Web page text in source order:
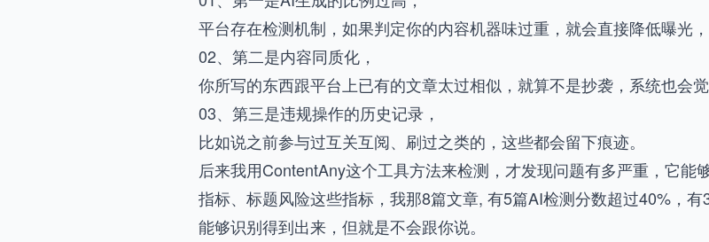
平台存在检测机制，如果判定你的内容机器味过重，就会直接降低曝光，
02、第二是内容同质化，
你所写的东西跟平台上已有的文章太过相似，就算不是抄袭，系统也会觉
03、第三是违规操作的历史记录，
比如说之前参与过互关互阅、刷过之类的，这些都会留下痕迹。
后来我用ContentAny这个工具方法来检测，才发现问题有多严重，它能
指标、标题风险这些指标，我那8篇文章, 有5篇AI检测分数超过40%，
能够识别得到出来，但就是不会跟你说。